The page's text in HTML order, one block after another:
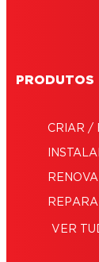
PRODUTOS
CRIAR /
VER